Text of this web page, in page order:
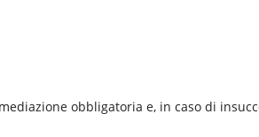
obbligatoria e, in caso di